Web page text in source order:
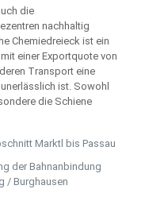
die
nachhaltig
Chemiedreieck ist ein
einer Exportquote von
Transport eine
ist. Sowohl
die Schiene
Marktl bis Passau
der Bahnanbindung
/ Burghausen